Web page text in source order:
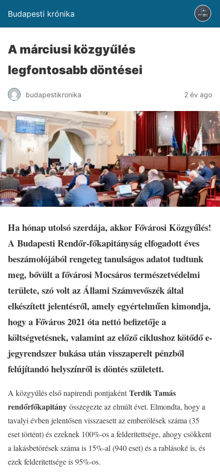
Budapesti krónika
A márciusi közgyűlés
legfontosabb döntései
budapestikronika 2 év ago
Ha hónap utolsó szerdája, akkor Fővárosi Közgyűlés!
A Budapesti Rendőr-főkapitányság elfogadott éves
beszámolójából rengeteg tanulságos adatot tudtunk
meg, bővült a fővárosi Mocsáros természetvédelmi
területe, szó volt az Állami Számvevőszék által
elkészített jelentésről, amely egyértelműen kimondja,
hogy a Főváros 2021 óta nettó befizetője a
költségvetésnek, valamint az előző ciklushoz kötődő e-
jegyrendszer bukása után visszaperelt pénzből
felújítandó helyszínről is döntés született.
A közgyűlés első napirendi pontjakéntTerdik Tamás
rendőrfőkapitány összegezte az elmúlt évet. Elmondta, hogy a
tavalyi évben jelentősen visszaesett az emberölések száma (35
eset történt) és ezeknek 100%-os a felderítettsége, ahogy csökkent
a lakásbetörések száma is 15%-al (940 eset) és a rablásoké is, és
ezek felderítettsége is 95%-os.